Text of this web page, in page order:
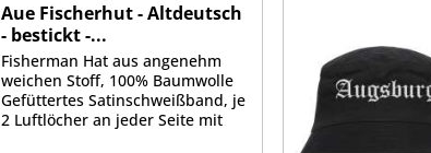
Aue Fischerhut - Altdeutsch
- bestickt -...
Fisherman Hat aus angenehm
weichen Stoff, 100% Baumwolle
Gefüttertes Satinschweißband, je
2 Luftlöcher an jeder Seite mit